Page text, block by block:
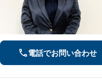
電話でお問い合わせ